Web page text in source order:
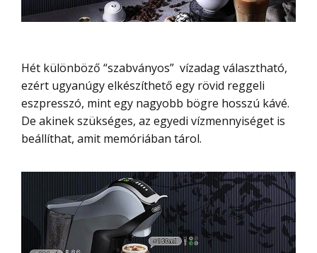
Hét különböző “szabványos” vízadag választható,
ezért ugyanúgy elkészíthető egy rövid reggeli
eszpresszó, mint egy nagyobb bögre hosszú kávé.
De akinek szükséges, az egyedi vízmennyiséget is
beállíthat, amit memóriában tárol.